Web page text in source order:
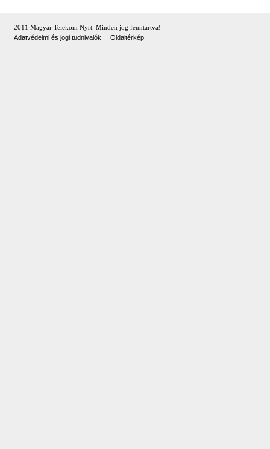
2011 Magyar Telekom Nyrt. Minden jog fenntartva!
Adatvédelmi és jogi tudnivalók
Oldaltérkép